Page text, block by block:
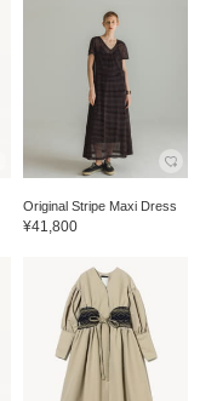
Original Stripe Maxi Dress
¥41,800